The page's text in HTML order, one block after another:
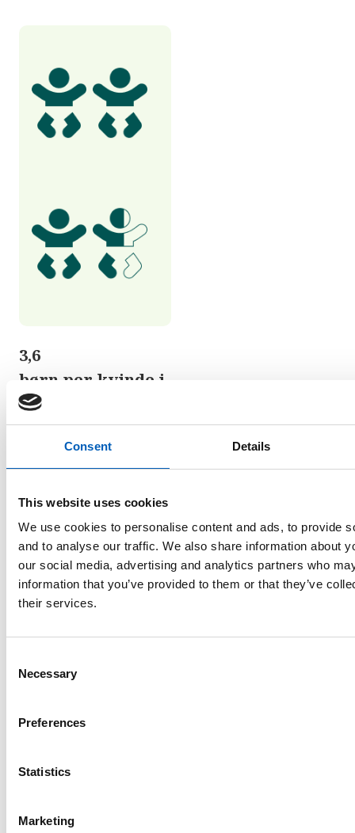
Consent Details
This website uses cookies
We use cookies to personalise content and ads, to provide
and to analyse our traffic. We also share information about
our social media, advertising and analytics partners who
information that you’ve provided to them or that they’ve
their services.
Necessary
Preferences
Statistics
Marketing
3,6
børn per kvinde i
Eritrea
arrow_forward
Børnedødelighed
Antal barn som dør, før de har fyldt fem år,